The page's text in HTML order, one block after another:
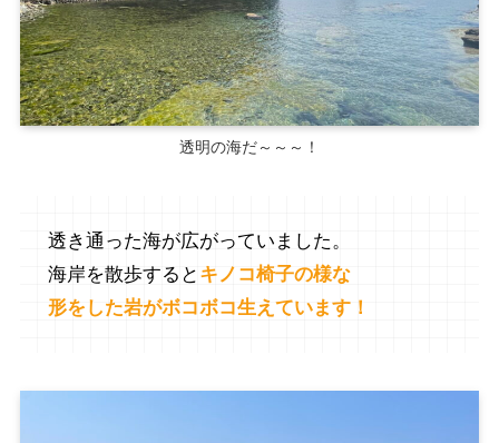
透明の海だ～～～！
透き通った海が広がっていました。
海岸を散歩すると キノコ椅子の様な
形をした岩がボコボコ生えています！